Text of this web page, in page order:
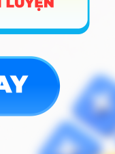
18
18 18
6 18